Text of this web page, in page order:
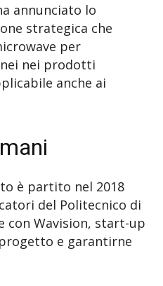
annunciato lo
strategica che
per
nei prodotti
anche ai
è partito nel 2018
del Politecnico di
con Wavision, start-up
e garantirne